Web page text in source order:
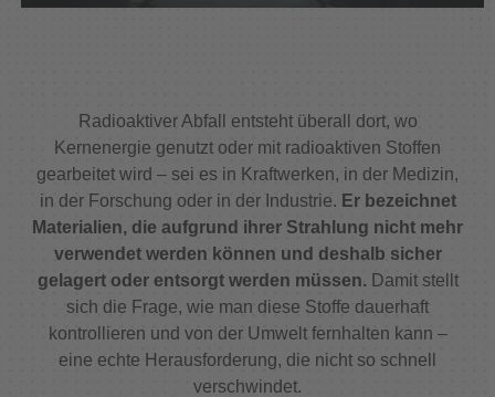
Radioaktiver Abfall entsteht überall dort, wo
Kernenergie genutzt oder mit radioaktiven Stoffen
gearbeitet wird – sei es in Kraftwerken, in der Medizin,
in der Forschung oder in der Industrie. Er bezeichnet
Materialien, die aufgrund ihrer Strahlung nicht mehr
verwendet werden können und deshalb sicher
gelagert oder entsorgt werden müssen. Damit stellt
sich die Frage, wie man diese Stoffe dauerhaft
kontrollieren und von der Umwelt fernhalten kann –
eine echte Herausforderung, die nicht so schnell
verschwindet.